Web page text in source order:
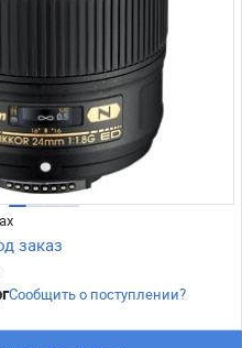
заказ
Сообщить о поступлении?